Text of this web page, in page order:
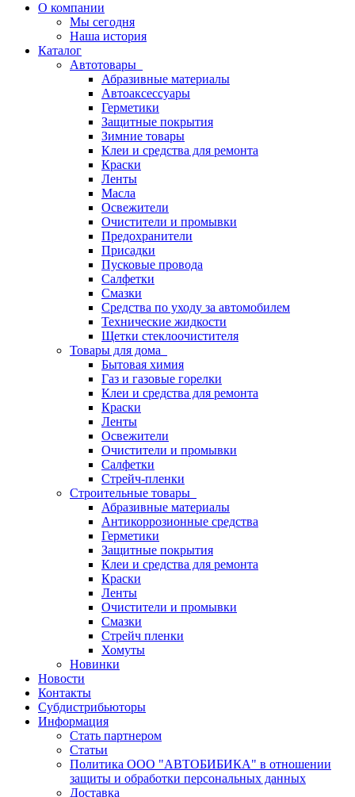
О компании
Мы сегодня
Наша история
Каталог
Автотовары
Абразивные материалы
Автоаксессуары
Герметики
Защитные покрытия
Зимние товары
Клеи и средства для ремонта
Краски
Ленты
Масла
Освежители
Очистители и промывки
Предохранители
Присадки
Пусковые провода
Салфетки
Смазки
Средства по уходу за автомобилем
Технические жидкости
Щетки стеклоочистителя
Товары для дома
Бытовая химия
Газ и газовые горелки
Клеи и средства для ремонта
Краски
Ленты
Освежители
Очистители и промывки
Салфетки
Стрейч-пленки
Строительные товары
Абразивные материалы
Антикоррозионные средства
Герметики
Защитные покрытия
Клеи и средства для ремонта
Краски
Ленты
Очистители и промывки
Смазки
Стрейч пленки
Хомуты
Новинки
Новости
Контакты
Субдистрибьюторы
Информация
Стать партнером
Статьи
Политика ООО "АВТОБИБИКА" в отношении
защиты и обработки персональных данных
Доставка